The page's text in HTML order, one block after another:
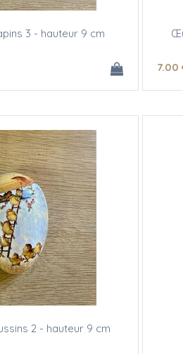
3 - hauteur 9 cm
7.00
2 - hauteur 9 cm